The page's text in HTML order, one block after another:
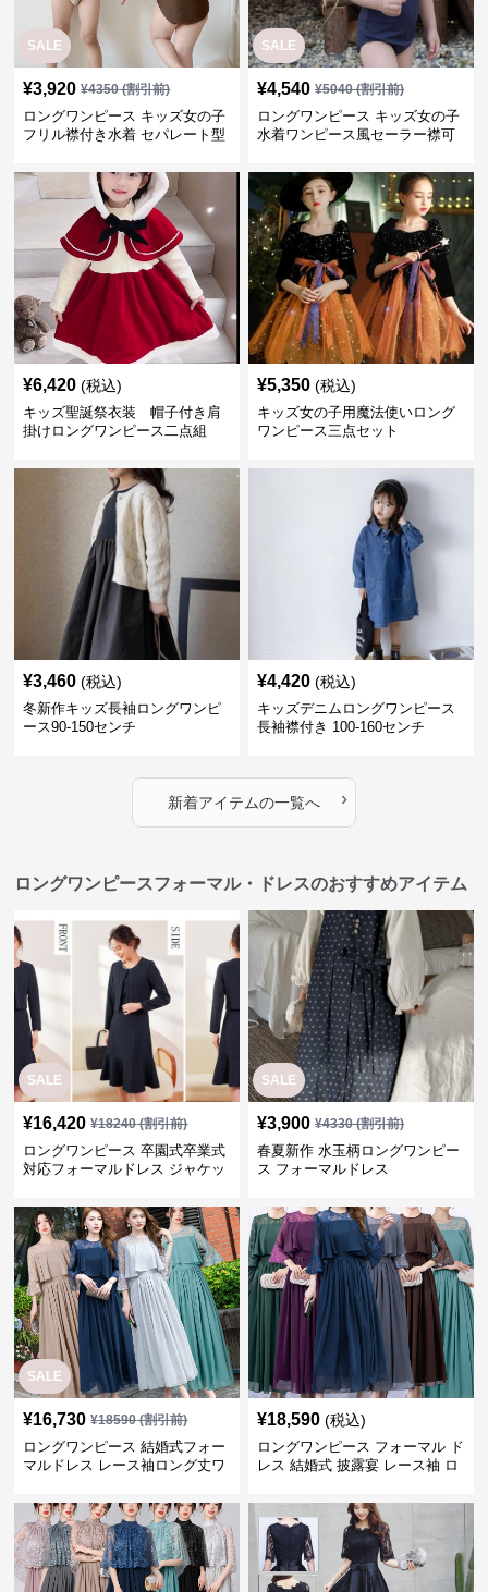
SALE
¥3,920 ¥4350(割引前)
ロングワンピース キッズ女の子
フリル襟付き水着 セパレート型
SALE
¥4,540 ¥5040(割引前)
ロングワンピース キッズ女の子
水着ワンピース風セーラー襟可
¥6,420 (税込)
キッズ聖誕祭衣装 帽子付き肩
掛けロングワンピース二点組
¥5,350 (税込)
キッズ女の子用魔法使いロング
ワンピース三点セット
¥3,460 (税込)
冬新作キッズ長袖ロングワンピ
ース90-150センチ
¥4,420 (税込)
キッズデニムロングワンピース
長袖襟付き 100-160センチ
新着アイテムの一覧へ ›
ロングワンピースフォーマル・ドレスのおすすめアイテム
SALE
¥16,420 ¥18240(割引前)
ロングワンピース 卒園式卒業式
対応フォーマルドレス ジャケッ
SALE
¥3,900 ¥4330(割引前)
春夏新作 水玉柄ロングワンピー
ス フォーマルドレス
SALE
¥16,730 ¥18590(割引前)
ロングワンピース 結婚式フォー
マルドレス レース袖ロング丈ワ
¥18,590 (税込)
ロングワンピース フォーマル ド
レス 結婚式 披露宴 レース袖 ロ